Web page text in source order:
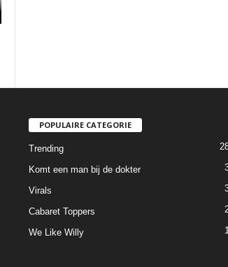
POPULAIRE CATEGORIE
Trending
Komt een man bij de dokter
Virals
Cabaret Toppers
We Like Willy